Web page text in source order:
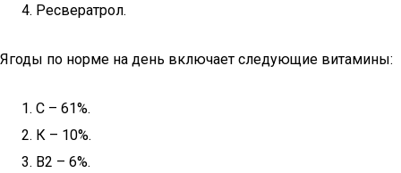
Ресвератрол.
Ягоды по норме на день включает следующие витамины:
С – 61%.
К – 10%.
В2 – 6%.